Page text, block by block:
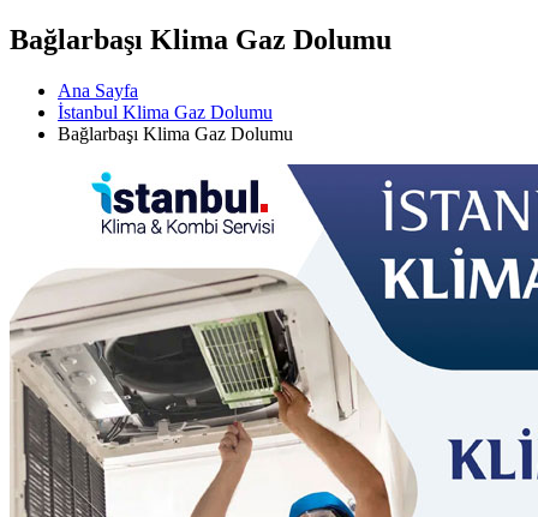
Bağlarbaşı Klima Gaz Dolumu
Ana Sayfa
İstanbul Klima Gaz Dolumu
Bağlarbaşı Klima Gaz Dolumu